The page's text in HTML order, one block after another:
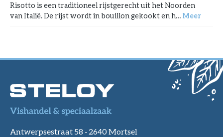
Risotto is een traditioneel rijstgerecht uit het Noorden
van Italië. De rijst wordt in bouillon gekookt en h… Meer
Antwerpsestraat 58 - 2640 Mortsel